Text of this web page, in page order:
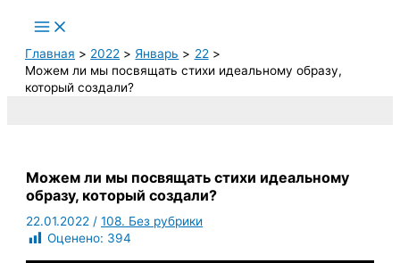
Main
Menu
Главная
2022 Январь
22
Можем ли мы посвящать стихи идеальному образу,
который создали?
Можем ли мы посвящать стихи идеальному
образу, который создали?
22.01.2022/108. Без рубрики
Оценено: 394